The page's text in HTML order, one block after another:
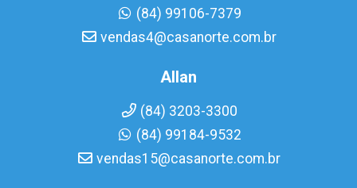
(84) 99106-7379
vendas4@casanorte.com.br
Allan
(84) 3203-3300
(84) 99184-9532
vendas15@casanorte.com.br